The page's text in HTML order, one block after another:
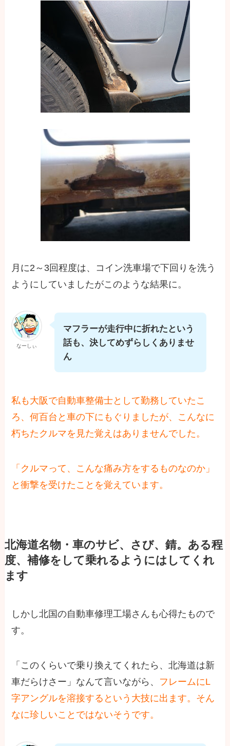
月に2～3回程度は、コイン洗車場で下回りを洗う
ようにしていましたがこのような結果に。
なーしぃ
マフラーが走行中に折れたという
話も、決してめずらしくありませ
ん
私も大阪で自動車整備士として勤務していたこ
ろ、何百台と車の下にもぐりましたが、こんなに
朽ちたクルマを見た覚えはありませんでした。
「クルマって、こんな痛み方をするものなのか」
と衝撃を受けたことを覚えています。
北海道名物・車のサビ、さび、錆。ある程
度、補修をして乗れるようにはしてくれ
ます
しかし北国の自動車修理工場さんも心得たもので
す。
「このくらいで乗り換えてくれたら、北海道は新
車だらけさー」なんて言いながら、 フレームにL
字アングルを溶接するという大技に出ます。そん
なに珍しいことではないそうです。